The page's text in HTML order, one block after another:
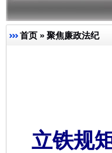
首页 » 聚焦廉政法纪
立铁规